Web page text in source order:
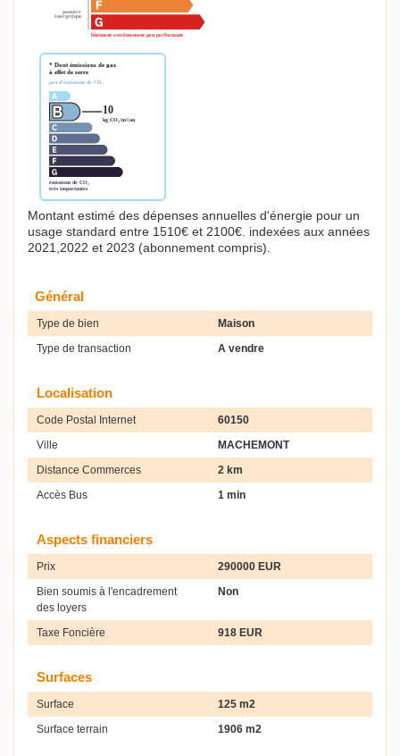
Montant estimé des dépenses annuelles d'énergie pour un
usage standard entre 1510€ et 2100€. indexées aux années
2021,2022 et 2023 (abonnement compris).
Général
Type de bien
Maison
Type de transaction
A vendre
Localisation
Code Postal Internet
60150
Ville
MACHEMONT
Distance Commerces
2 km
Accès Bus
1 min
Aspects financiers
Prix
290000 EUR
Bien soumis à l'encadrement
des loyers
Non
Taxe Foncière 918 EUR
Surfaces
Surface
125 m2
Surface terrain
1906 m2